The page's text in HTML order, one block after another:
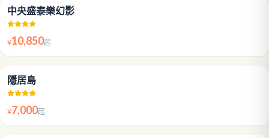
中央盛泰樂幻影
¥10,850起
隱居島
¥7,000起